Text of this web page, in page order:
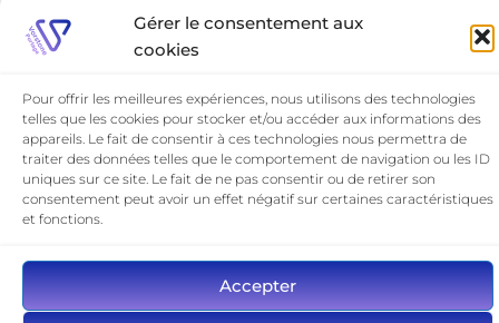
Gérer le consentement aux
cookies
Pour offrir les meilleures expériences, nous utilisons des technologies
telles que les cookies pour stocker et/ou accéder aux informations des
appareils. Le fait de consentir à ces technologies nous permettra de
traiter des données telles que le comportement de navigation ou les ID
uniques sur ce site. Le fait de ne pas consentir ou de retirer son
consentement peut avoir un effet négatif sur certaines caractéristiques
et fonctions.
Accepter
01 89 19 54 25
Mentions Légales